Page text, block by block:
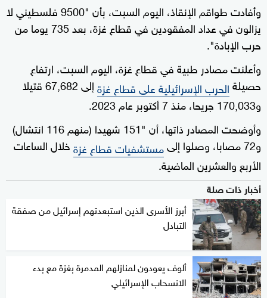
وأفادت طواقم الإنقاذ، اليوم السبت، بأن "9500 فلسطيني لا
يزالون في عداد المفقودين في قطاع غزة، بعد 735 يوما من
حرب الإبادة".
وأعلنت مصادر طبية في قطاع غزة، اليوم السبت، ارتفاع
حصيلةالحرب الإسرائيلية على قطاع غزة
إلى 67,682 قتيلا
و170,033 جريحا، منذ 7 أكتوبر عام 2023.
وأوضحت المصادر ذاتها، أن "151 شهيدا (منهم 116 انتشال)
و72 مصابا، وصلوا إلى
مستشفيات قطاع غزةخلال الساعات
الأربع والعشرين الماضية.
أخبار ذات صلة
أبرز الأسرى الذين استبعدتهم إسرائيل من صفقة
التبادل
ألوف يعودون لمنازلهم المدمرة بغزة مع بدء
الانسحاب الإسرائيلي